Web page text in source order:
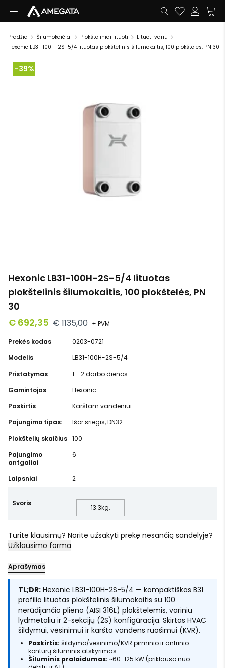
Pradžia Šilumokaičiai Plokšteliniai lituoti
Lituoti variu
Hexonic LB31-100H-2S-5/4 lituotas plokštelinis šilumokaitis, 100 plokštelės, PN 30
-39%
Hexonic LB31-100H-2S-5/4 lituotas
plokštelinis šilumokaitis, 100 plokštelės, PN
30
€ 692,35 € 1135,00 + PVM
Prekės kodas
0203-0721
Modelis
LB31-100H-2S-5/4
Pristatymas
1 - 2 darbo dienos.
Gamintojas
Hexonic
Paskirtis
Karštam vandeniui
Pajungimo tipas:
Išor.sriegis, DN32
Plokštelių skaičius 100
Pajungimo
antgaliai
6
Laipsniai 2
Svoris
13.3kg.
Turite klausimų? Norite užsakyti prekę nesančią sandėlyje?
Užklausimo forma
Aprašymas
TL;DR: Hexonic LB31-100H-2S-5/4 — kompaktiškas B31
profilio lituotas plokštelinis šilumokaitis su 100
nerūdijančio plieno (AISI 316L) plokštelėmis, variniu
lydmetaliu ir 2-sekcijų (2S) konfigūracija. Skirtas HVAC
šildymui, vėsinimui ir karšto vandens ruošimui (KVR).
Paskirtis: šildymo/vėsinimo/KVR pirminio ir antrinio
kontūrų šiluminis atskyrimas
Šiluminis pralaidumas: ~60-125 kW (priklauso nuo